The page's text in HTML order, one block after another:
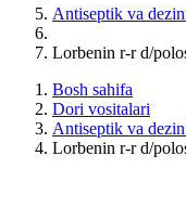
Antiseptik va
Lorbenin r-r d/
Bosh sahifa
Dori vositalari
Antiseptik va
Lorbenin r-r d/